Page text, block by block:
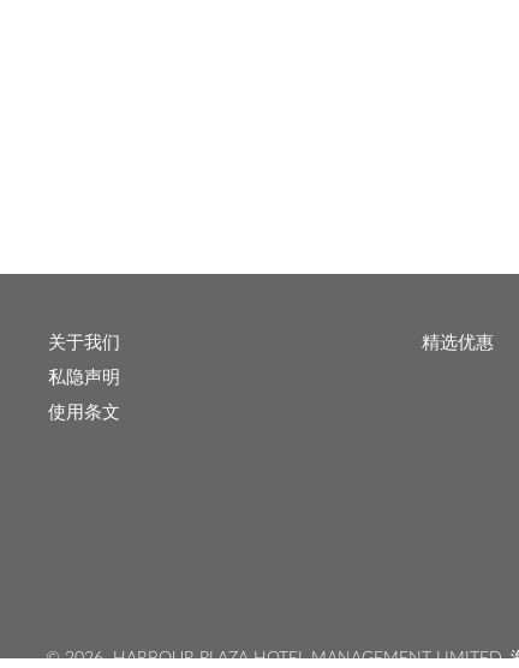
关于我们
私隐声明
使用条文
精选优惠
©2026 HARBOUR PLAZA HOTEL MANAGEMENT LIMITED